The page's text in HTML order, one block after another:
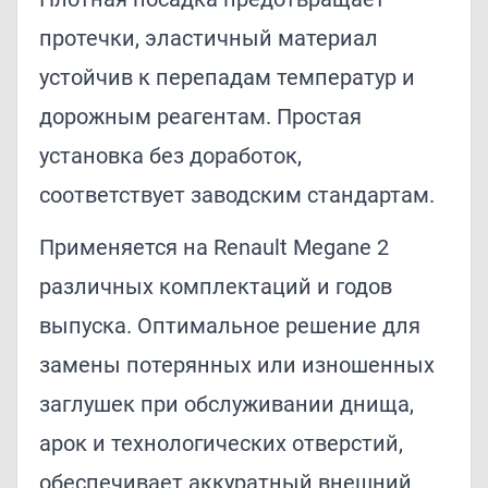
протечки, эластичный материал
устойчив к перепадам температур и
дорожным реагентам. Простая
установка без доработок,
соответствует заводским стандартам.
Применяется на Renault Megane 2
различных комплектаций и годов
выпуска. Оптимальное решение для
замены потерянных или изношенных
заглушек при обслуживании днища,
арок и технологических отверстий,